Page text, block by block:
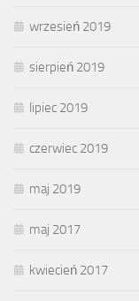
wrzesień 2019
sierpień 2019
lipiec 2019
czerwiec 2019
maj 2019
maj 2017
kwiecień 2017